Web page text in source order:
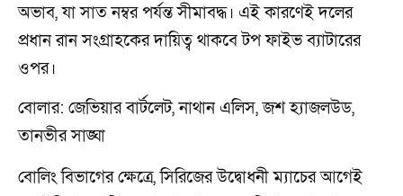
অভাব, যা সাত নম্বর পর্যন্ত সীমাবদ্ধ। এই কারণেই দলের
প্রধান রান সংগ্রাহকের দায়িত্ব থাকবে টপ ফাইভ ব্যাটারের
ওপর।
বোলার: জেভিয়ার বার্টলেট, নাথান এলিস, জশ হ্যাজলউড,
তানভীর সাঙ্ঘা
বোলিং বিভাগের ক্ষেত্রে, সিরিজের উদ্বোধনী ম্যাচের আগেই